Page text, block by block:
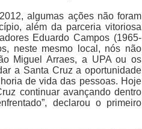
algumas ações não foram
além da parceria vitoriosa
Eduardo Campos (1965-
neste mesmo local, nós não
Miguel Arraes, a UPA ou os
a Santa Cruz a oportunidade
de vida das pessoas. Hoje
continuar avançando dentro
declarou o primeiro